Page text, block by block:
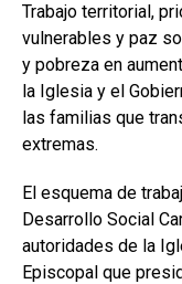
Trabajo territorial,
vulnerables y paz
y pobreza en
la Iglesia y el
las familias que
extremas.
El esquema de
Desarrollo Social
autoridades de la
Episcopal que